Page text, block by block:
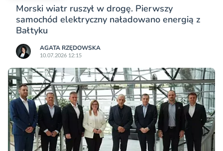
Morski wiatr ruszył w drogę. Pierwszy
samochód elektryczny naładowano energią z
Bałtyku
AGATA RZĘDOWSKA
10.07.2026 12:15